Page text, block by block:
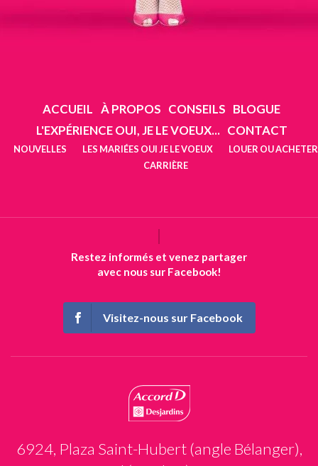
ACCUEIL À PROPOS CONSEILS BLOGUE
L'EXPÉRIENCE OUI, JE LE VOEUX... CONTACT
NOUVELLES LES MARIÉES OUI JE LE VOEUX
LOUER OU ACHETER
CARRIÈRE
Restez informés et venez partager
avec nous sur Facebook!
Visitez-nous sur Facebook
6924, Plaza Saint-Hubert (angle Bélanger),